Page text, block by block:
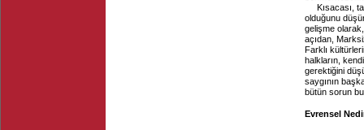
Kısacası,
olduğunu
gelişme
açıdan,
Farklı
halkların,
gerektiğini
saygının
bütün sorun
Evrensel